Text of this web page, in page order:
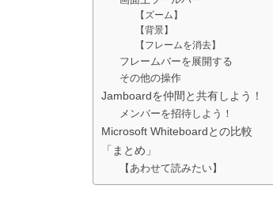
【ズーム】
【背景】
【フレームを消去】
フレームバーを展開する
その他の操作
Jamboardを仲間と共有しよう！
メンバーを招待しよう！
Microsoft Whiteboardとの比較
「まとめ」
【あわせて読みたい】